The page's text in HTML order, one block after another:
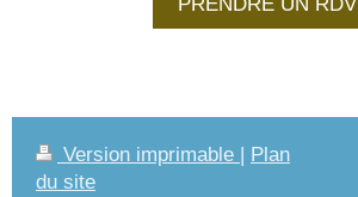
PRENDRE UN RDV
Version imprimable | Plan
du site